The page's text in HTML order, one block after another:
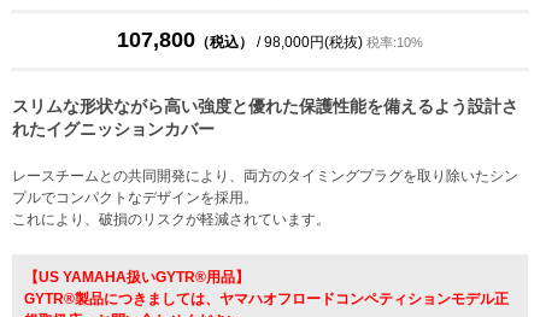
107,800 （税込） / 98,000円(税抜) 税率:10%
スリムな形状ながら高い強度と優れた保護性能を備えるよう設計さ
れたイグニッションカバー
レースチームとの共同開発により、両方のタイミングプラグを取り除いたシン
プルでコンパクトなデザインを採用。
これにより、破損のリスクが軽減されています。
【US YAMAHA扱いGYTR®用品】
GYTR®製品につきましては、ヤマハオフロードコンペティションモデル正